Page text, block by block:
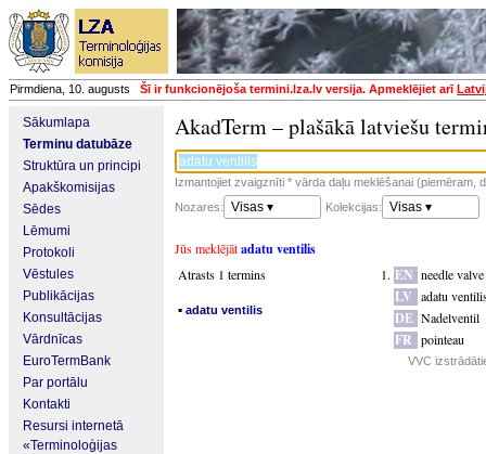
Pirmdiena, 10. augusts Šī ir funkcionējoša termini.lza.lv versija. Apmeklējiet arī
Sākumlapa
Terminu datubāze
Struktūra un principi
Apakškomisijas
Sēdes
Lēmumi
Protokoli
Vēstules
Publikācijas
Konsultācijas
Vārdnīcas
EuroTermBank
Par portālu
Kontakti
Resursi internetā
«Terminoloģijas
AkadTerm – plašākā latviešu
Izmantojiet zvaigznīti * vārda daļu meklēšanai (piemēram,
Nozares:
Visas ▾ Kolekcijas: Visas ▾
Jūs meklējātadatu ventilis
Atrasts 1 termins
▪ adatu ventilis
EN needle valve
LV adatu
DE Nadelventil
FR pointeau
VVC